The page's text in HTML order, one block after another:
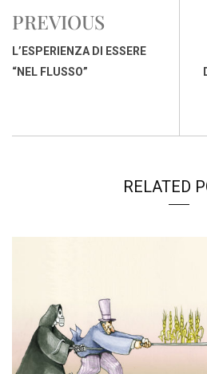
b
o
o
s
A
d
d
n
PREVIOUS
L’ESPERIENZA DI ESSERE
“NEL FLUSSO”
RELATED